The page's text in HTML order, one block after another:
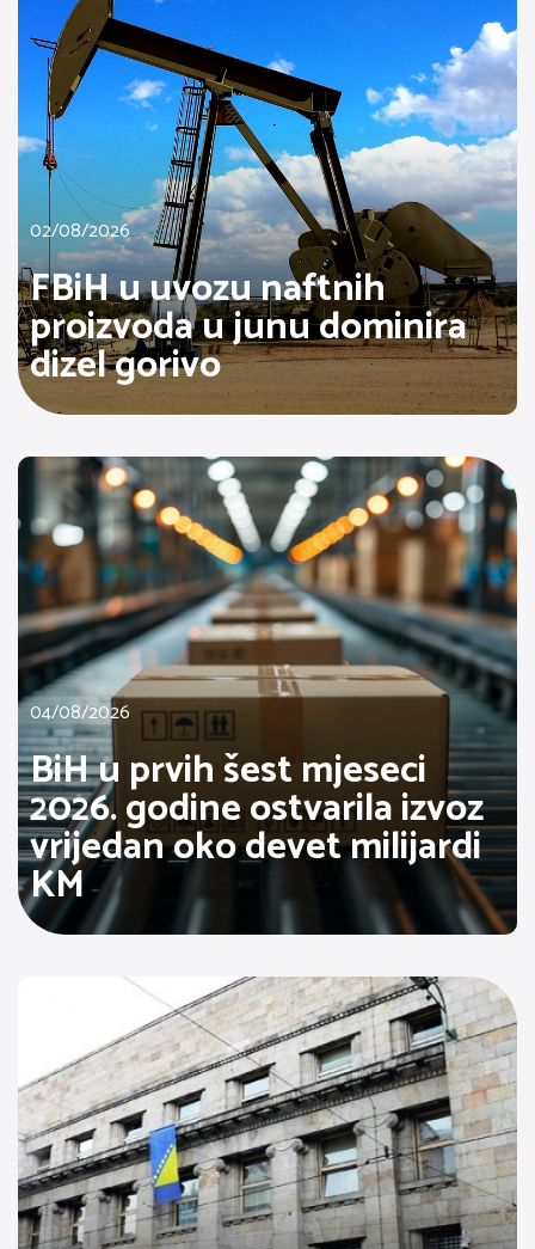
02/08/2026
FBiH u uvozu naftnih
proizvoda u junu dominira
dizel gorivo
04/08/2026
BiH u prvih šest mjeseci
2026. godine ostvarila izvoz
vrijedan oko devet milijardi
KM